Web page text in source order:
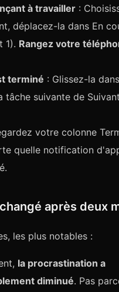
à travailler :
déplacez-la dans En
1). Rangez votre
terminé : Glissez-la
tâche suivante de
votre colonne
quelle notification
après deux
les plus notables :
la procrastination a
diminué. Pas